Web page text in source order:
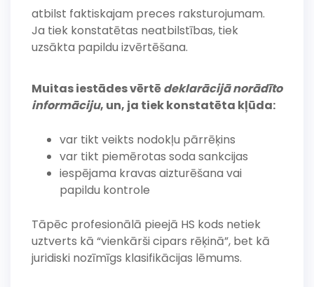
atbilst faktiskajam preces raksturojumam.
Ja tiek konstatētas neatbilstības, tiek
uzsākta papildu izvērtēšana.
Muitas iestādes vērtēdeklarācijā norādīto
informāciju, un, ja tiek konstatēta kļūda:
var tikt veikts nodokļu pārrēķins
var tikt piemērotas soda sankcijas
iespējama kravas aizturēšana vai
papildu kontrole
Tāpēc profesionālā pieejā HS kods netiek
uztverts kā “vienkārši cipars rēķinā”, bet kā
juridiski nozīmīgs klasifikācijas lēmums.